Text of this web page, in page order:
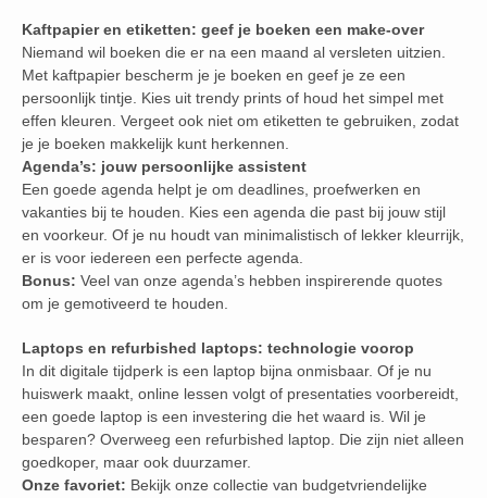
Kaftpapier en etiketten: geef je boeken een make-over
Niemand wil boeken die er na een maand al versleten uitzien.
Met kaftpapier bescherm je je boeken en geef je ze een
persoonlijk tintje. Kies uit trendy prints of houd het simpel met
effen kleuren. Vergeet ook niet om etiketten te gebruiken, zodat
je je boeken makkelijk kunt herkennen.
Agenda’s: jouw persoonlijke assistent
Een goede agenda helpt je om deadlines, proefwerken en
vakanties bij te houden. Kies een agenda die past bij jouw stijl
en voorkeur. Of je nu houdt van minimalistisch of lekker kleurrijk,
er is voor iedereen een perfecte agenda.
Bonus: Veel van onze agenda’s hebben inspirerende quotes
om je gemotiveerd te houden.
Laptops en refurbished laptops: technologie voorop
In dit digitale tijdperk is een laptop bijna onmisbaar. Of je nu
huiswerk maakt, online lessen volgt of presentaties voorbereidt,
een goede laptop is een investering die het waard is. Wil je
besparen? Overweeg een refurbished laptop. Die zijn niet alleen
goedkoper, maar ook duurzamer.
Onze favoriet: Bekijk onze collectie van budgetvriendelijke